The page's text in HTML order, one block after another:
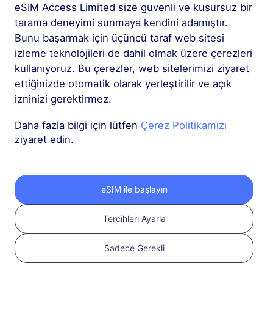
Başlayın
Cihazınızın eSIM
uyumlu ve SIM kilidinin
açık olduğundan emin
olun Uyumluluğu
kontrol edin
2
eSIM Access Limited size güvenli ve kusursuz bir
tarama deneyimi sunmaya kendini adamıştır.
Bunu başarmak için üçüncü taraf web sitesi
izleme teknolojileri de dahil olmak üzere çerezleri
kullanıyoruz. Bu çerezler, web sitelerimizi ziyaret
ettiğinizde otomatik olarak yerleştirilir ve açık
izninizi gerektirmez.
Daha fazla bilgi için lütfen Çerez Politikamızı
ziyaret edin.
eSIM ile başlayın
Tercihleri Ayarla
Sadece Gerekli